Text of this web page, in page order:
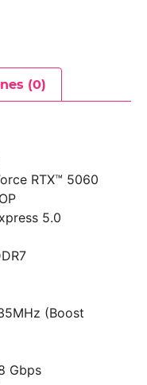
(0)
RTX™ 5060
5.0
(Boost
Gbps